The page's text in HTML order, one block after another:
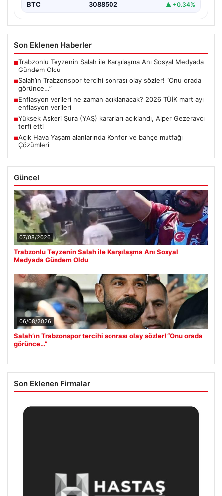
BTC 3088502 ▲ +0.34%
Son Eklenen Haberler
■Trabzonlu Teyzenin Salah ile Karşılaşma Anı Sosyal Medyada
Gündem Oldu
■Salah’ın Trabzonspor tercihi sonrası olay sözler! “Onu orada
görünce…”
■Enflasyon verileri ne zaman açıklanacak? 2026 TÜİK mart ayı
enflasyon verileri
■Yüksek Askeri Şura (YAŞ) kararları açıklandı, Alper Gezeravcı
terfi etti
■Açık Hava Yaşam alanlarında Konfor ve bahçe mutfağı
Çözümleri
Güncel
07/08/2026
Trabzonlu Teyzenin Salah ile Karşılaşma Anı Sosyal
Medyada Gündem Oldu
06/08/2026
Salah’ın Trabzonspor tercihi sonrası olay sözler! “Onu orada
görünce…”
Son Eklenen Firmalar